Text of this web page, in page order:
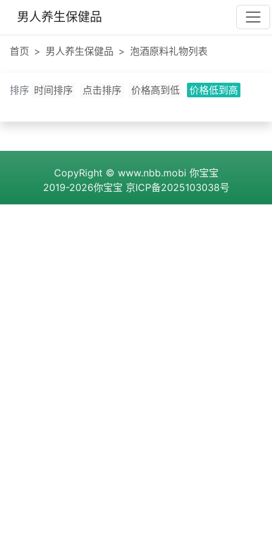
男人养生保健品
首页 男人养生保健品 泡酒原料礼物列表
排序 时间排序 点击排序 价格高到低 价格低到高
CopyRight © www.nbb.mobi 你宝宝
2019-2026你宝宝 京ICP备2025103038号